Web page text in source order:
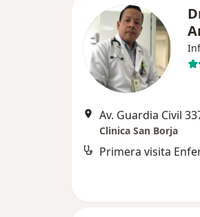
Av. Guardia Civil
Clinica San Borja